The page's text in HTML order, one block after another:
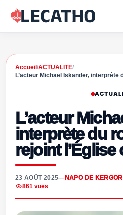
Accueil /ACTUALITE/
L’acteur Michael Iskander,
L’acteur
interprète du
rejoint
23 AOÛT 2025— NAPO DE
861 vues